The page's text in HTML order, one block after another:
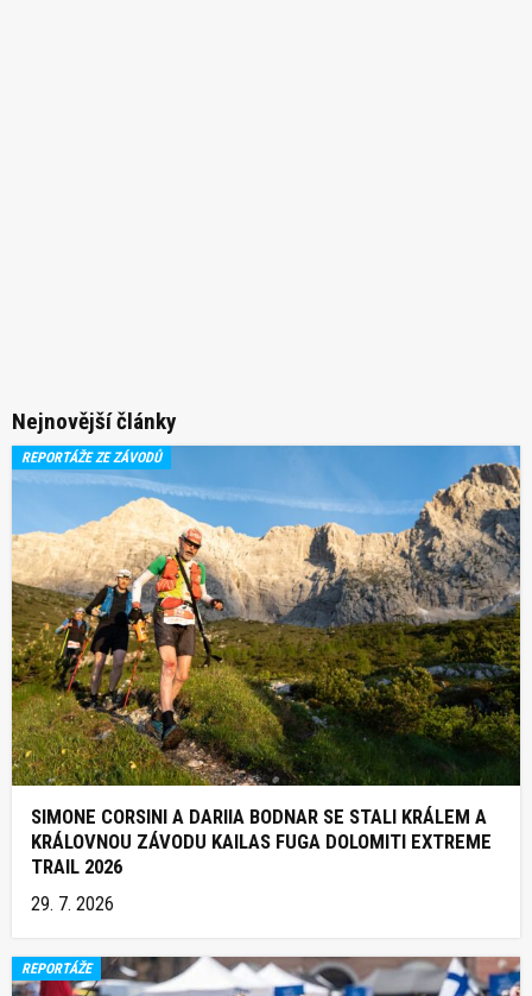
Nejnovější články
REPORTÁŽE ZE ZÁVODŮ
SIMONE CORSINI A DARIIA BODNAR SE STALI KRÁLEM A
KRÁLOVNOU ZÁVODU KAILAS FUGA DOLOMITI EXTREME
TRAIL 2026
29. 7. 2026
REPORTÁŽE